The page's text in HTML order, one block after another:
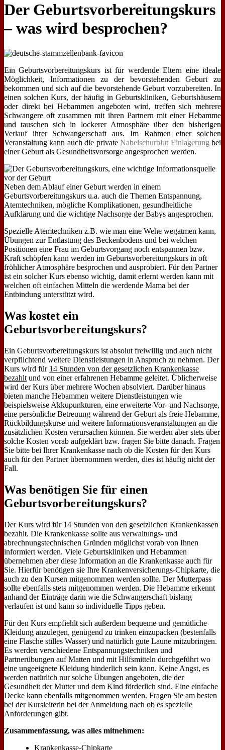
Der Geburtsvorbereitungskurs
– was wird besprochen?
Ein Geburtsvorbereitungskurs ist für werdende Eltern eine ideale
Möglichkeit, Informationen zu der bevorstehenden Geburt zu
bekommen und sich auf die bevorstehende Geburt vorzubereiten. In
einen solchen Kurs, der häufig in Geburtskliniken, Geburtshäusern
oder direkt bei Hebammen angeboten wird, treffen sich mehrere
Schwangere oft zusammen mit ihren Partnern mit einer Hebamme
und tauschen sich in lockerer Atmosphäre über den bisherigen
Verlauf ihrer Schwangerschaft aus. Im Rahmen einer solchen
Veranstaltung kann auch die privateNabelschurblut Einlagerung bei
einer Geburt als Gesundheitsvorsorge angesprochen werden.
Neben dem Ablauf einer Geburt werden in einem
Geburtsvorbereitungskurs u.a. auch die Themen Entspannung,
Atemtechniken, mögliche Komplikationen, gesundheitliche
Aufklärung und die wichtige Nachsorge der Babys angesprochen.
Spezielle Atemtechniken z.B. wie man eine Wehe wegatmen kann,
Übungen zur Entlastung des Beckenbodens und bei welchen
Positionen eine Frau im Geburtsvorgang noch entspannen bzw.
Kraft schöpfen kann werden im Geburtsvorbereitungskurs in oft
fröhlicher Atmosphäre besprochen und ausprobiert. Für den Partner
ist ein solcher Kurs ebenso wichtig, damit erlernt werden kann mit
welchen oft einfachen Mitteln die werdende Mama bei der
Entbindung unterstützt wird.
Was kostet ein
Geburtsvorbereitungskurs?
Ein Geburtsvorbereitungskurs ist absolut freiwillig und auch nicht
verpflichtend weitere Dienstleistungen in Anspruch zu nehmen. Der
Kurs wird für 14 Stunden von der gesetzlichen Krankenkasse
bezahlt und von einer erfahrenen Hebamme geleitet. Üblicherweise
wird der Kurs über mehrere Wochen absolviert. Darüber hinaus
bieten manche Hebammen weitere Dienstleistungen wie
beispielsweise Akkupunkturen, eine erweiterte Vor- und Nachsorge,
eine persönliche Betreuung während der Geburt als freie Hebamme,
Rückbildungskurse und weitere Informationsveranstaltungen an die
zusätzlichen Kosten verursachen können. Sie werden aber stets über
solche Kosten vorab aufgeklärt bzw. fragen Sie bitte danach. Fragen
Sie bitte bei Ihrer Krankenkasse nach ob die Kosten für den Kurs
auch für den Partner übernommen werden, dies ist häufig nicht der
Fall.
Was benötigen Sie für einen
Geburtsvorbereitungskurs?
Der Kurs wird für 14 Stunden von den gesetzlichen Krankenkassen
bezahlt. Die Krankenkasse sollte aus verwaltungs- und
abrechnungstechnischen Gründen möglichst vorab von Ihnen
informiert werden. Viele Geburtskliniken und Hebammen
übernehmen aber diese Information an die Krankenkasse auch für
Sie. Hierfür benötigen sie Ihre Krankenversicherungs-Chipkarte, die
auch zu den Kursen mitgenommen werden sollte. Der Mutterpass
sollte ebenfalls stets mitgenommen werden. Die Hebamme erkennt
anhand der Einträge darin wie die Schwangerschaft bislang
verlaufen ist und kann so individuelle Tipps geben.
Für den Kurs empfiehlt sich außerdem bequeme und gemütliche
Kleidung anzulegen, genügend zu trinken einzupacken (bestenfalls
eine Flasche stilles Wasser) und natürlich gute Laune mitzubringen.
Es werden verschiedene Entspannungstechniken und
Partnerübungen auf Matten und mit Hilfsmitteln durchgeführt wo
eine ungeeignete Kleidung hinderlich sein kann. Keine Angst, es
werden natürlich nur solche Übungen angeboten, die der
Gesundheit der Mutter und dem Kind förderlich sind. Eine einfache
Decke kann ebenfalls mitgenommen werden. Fragen Sie am besten
bei der Kursleiterin bei der Anmeldung nach ob es spezielle
Anforderungen gibt.
Zusammenfassung, was alles mitnehmen:
Krankenkasse-Chipkarte